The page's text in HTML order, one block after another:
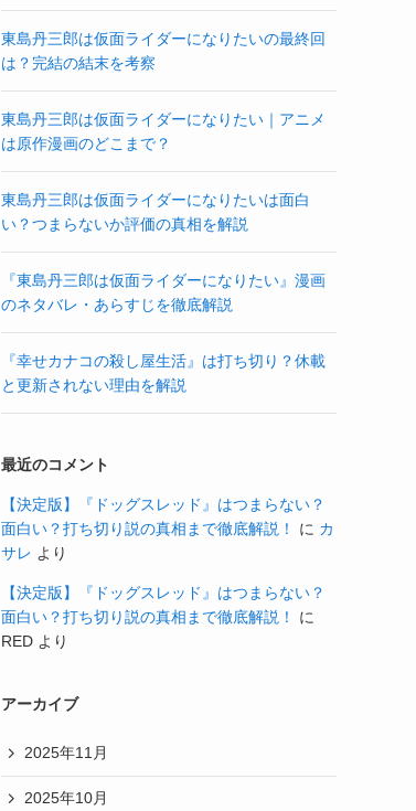
東島丹三郎は仮面ライダーになりたいの最終回
は？完結の結末を考察
東島丹三郎は仮面ライダーになりたい｜アニメ
は原作漫画のどこまで？
東島丹三郎は仮面ライダーになりたいは面白
い？つまらないか評価の真相を解説
『東島丹三郎は仮面ライダーになりたい』漫画
のネタバレ・あらすじを徹底解説
『幸せカナコの殺し屋生活』は打ち切り？休載
と更新されない理由を解説
最近のコメント
【決定版】『ドッグスレッド』はつまらない？
面白い？打ち切り説の真相まで徹底解説！
に カ
サレ より
【決定版】『ドッグスレッド』はつまらない？
面白い？打ち切り説の真相まで徹底解説！
に
RED より
アーカイブ
2025年11月
2025年10月